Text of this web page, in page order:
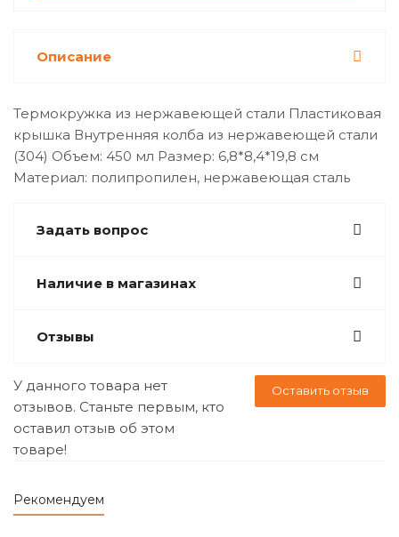
Описание
Термокружка из нержавеющей стали Пластиковая
крышка Внутренняя колба из нержавеющей стали
(304) Объем: 450 мл Размер: 6,8*8,4*19,8 см
Материал: полипропилен, нержавеющая сталь
Задать вопрос
Наличие в магазинах
Отзывы
Оставить отзыв
У данного товара нет
отзывов. Станьте первым, кто
оставил отзыв об этом
товаре!
Рекомендуем